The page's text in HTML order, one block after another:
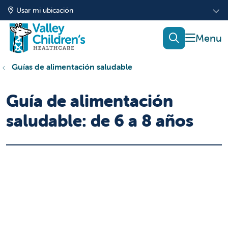
Usar mi ubicación
mostrar
buscar
Guías de alimentación saludable
Guía de alimentación
saludable: de 6 a 8 años